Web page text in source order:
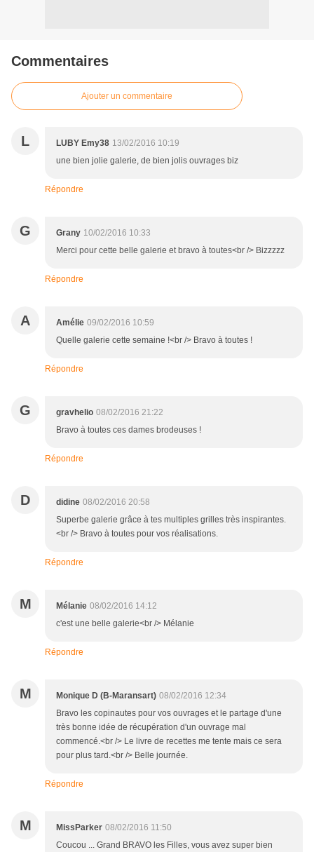
Commentaires
Ajouter un commentaire
L LUBY Emy38 13/02/2016 10:19
une bien jolie galerie, de bien jolis ouvrages biz
Répondre
G Grany 10/02/2016 10:33
Merci pour cette belle galerie et bravo à toutes<br /> Bizzzzz
Répondre
A Amélie 09/02/2016 10:59
Quelle galerie cette semaine !<br /> Bravo à toutes !
Répondre
G gravhelio 08/02/2016 21:22
Bravo à toutes ces dames brodeuses !
Répondre
D didine 08/02/2016 20:58
Superbe galerie grâce à tes multiples grilles très inspirantes.
<br /> Bravo à toutes pour vos réalisations.
Répondre
M Mélanie 08/02/2016 14:12
c'est une belle galerie<br /> Mélanie
Répondre
M Monique D (B-Maransart) 08/02/2016 12:34
Bravo les copinautes pour vos ouvrages et le partage d'une
très bonne idée de récupération d'un ouvrage mal
commencé.<br /> Le livre de recettes me tente mais ce sera
pour plus tard.<br /> Belle journée.
Répondre
M MissParker 08/02/2016 11:50
Coucou ... Grand BRAVO les Filles, vous avez super bien